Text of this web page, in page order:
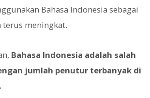
Bahasa Indonesia sebagai
terus meningkat.
Bahasa Indonesia adalah salah
jumlah penutur terbanyak di